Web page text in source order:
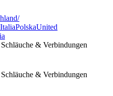
ItaliaPolskaUnited